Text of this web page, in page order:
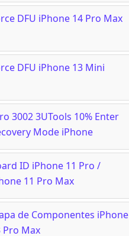
DFU iPhone 14 Pro Max
DFU iPhone 13 Mini
3002 3UTools 10% Enter
Mode iPhone
ID iPhone 11 Pro /
11 Pro Max
de Componentes iPhone
Pro Max